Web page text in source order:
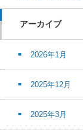
アーカイブ
2026年1月
2025年12月
2025年3月